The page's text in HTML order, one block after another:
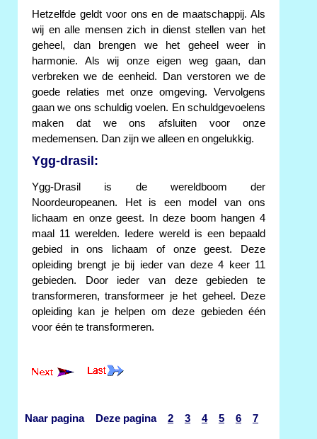
Hetzelfde geldt voor ons en de maatschappij. Als
wij en alle mensen zich in dienst stellen van het
geheel, dan brengen we het geheel weer in
harmonie. Als wij onze eigen weg gaan, dan
verbreken we de eenheid. Dan verstoren we de
goede relaties met onze omgeving. Vervolgens
gaan we ons schuldig voelen. En schuldgevoelens
maken dat we ons afsluiten voor onze
medemensen. Dan zijn we alleen en ongelukkig.
Ygg-drasil:
Ygg-Drasil is de wereldboom der
Noordeuropeanen. Het is een model van ons
lichaam en onze geest. In deze boom hangen 4
maal 11 werelden. Iedere wereld is een bepaald
gebied in ons lichaam of onze geest. Deze
opleiding brengt je bij ieder van deze 4 keer 11
gebieden. Door ieder van deze gebieden te
transformeren, transformeer je het geheel. Deze
opleiding kan je helpen om deze gebieden één
voor één te transformeren.
Naar pagina Deze pagina 2 3 4 5 6 7